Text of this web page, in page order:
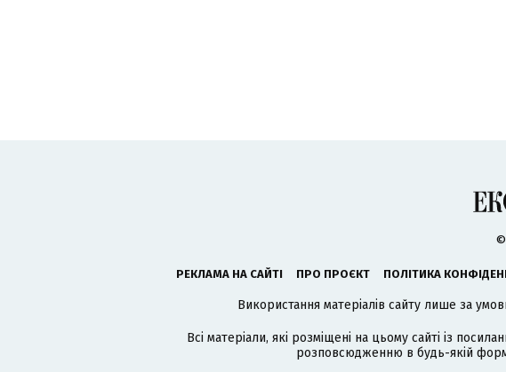
©
РЕКЛАМА НА САЙТІ ПРО ПРОЄКТ ПОЛІТИКА
Використання матеріалів сайту лише за
Всі матеріали, які розміщені на цьому сайті із
розповсюдженню в будь-якій